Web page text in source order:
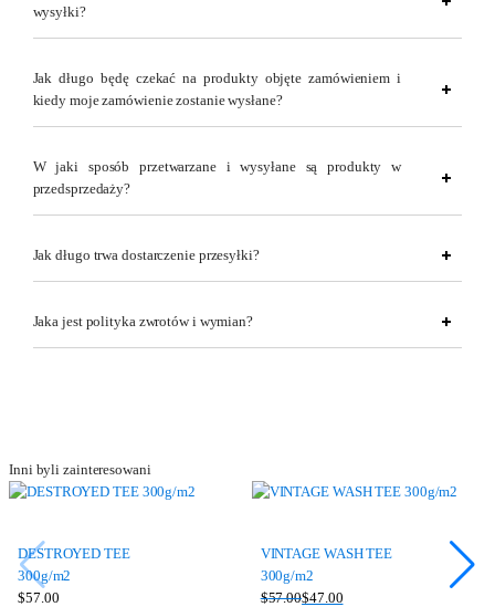
wysyłki?
Jak długo będę czekać na produkty objęte zamówieniem i
kiedy moje zamówienie zostanie wysłane?
W jaki sposób przetwarzane i wysyłane są produkty w
przedsprzedaży?
Jak długo trwa dostarczenie przesyłki?
Jaka jest polityka zwrotów i wymian?
Inni byli zainteresowani
DESTROYED TEE
300g/m2
$57.00
VINTAGE WASH TEE
300g/m2
$57.00$47.00